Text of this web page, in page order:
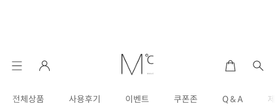
전체상품 사용후기 이벤트 쿠폰존 Q & A